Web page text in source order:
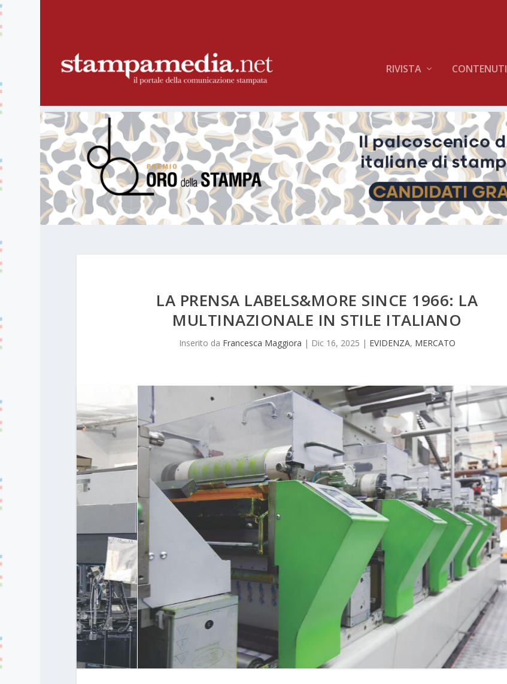
RIVISTA CONTENUTI
LA PRENSA LABELS&MORE SINCE 1966: LA
MULTINAZIONALE IN STILE ITALIANO
Inserito da Francesca Maggiora | Dic 16, 2025 | EVIDENZA, MERCATO